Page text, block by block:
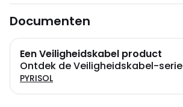
Documenten
Een Veiligheidskabel product
Ontdek de Veiligheidskabel-serie
PYRISOL